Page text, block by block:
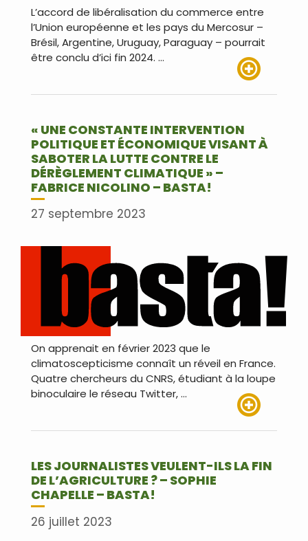
L’accord de libéralisation du commerce entre
l’Union européenne et les pays du Mercosur –
Brésil, Argentine, Uruguay, Paraguay – pourrait
être conclu d’ici fin 2024. …
« UNE CONSTANTE INTERVENTION
POLITIQUE ET ÉCONOMIQUE VISANT À
SABOTER LA LUTTE CONTRE LE
DÉRÈGLEMENT CLIMATIQUE » –
FABRICE NICOLINO – BASTA!
27 septembre 2023
On apprenait en février 2023 que le
climatoscepticisme connaît un réveil en France.
Quatre chercheurs du CNRS, étudiant à la loupe
binoculaire le réseau Twitter, …
LES JOURNALISTES VEULENT-ILS LA FIN
DE L’AGRICULTURE ? – SOPHIE
CHAPELLE – BASTA!
26 juillet 2023